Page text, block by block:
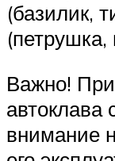
(базилик,
(петрушка,
Важно!
автоклава
внимание